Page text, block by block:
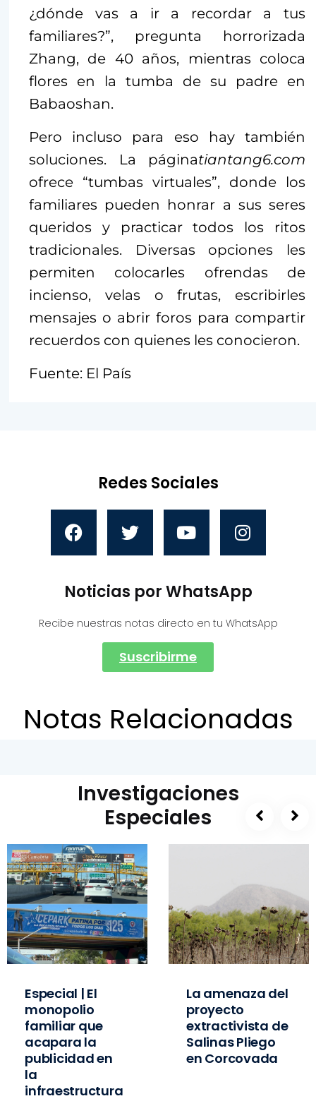
¿dónde vas a ir a recordar a tus
familiares?”, pregunta horrorizada
Zhang, de 40 años, mientras coloca
flores en la tumba de su padre en
Babaoshan.
Pero incluso para eso hay también
soluciones. La páginatiantang6.com
ofrece “tumbas virtuales”, donde los
familiares pueden honrar a sus seres
queridos y practicar todos los ritos
tradicionales. Diversas opciones les
permiten colocarles ofrendas de
incienso, velas o frutas, escribirles
mensajes o abrir foros para compartir
recuerdos con quienes les conocieron.
Fuente: El País
Redes Sociales
Noticias por WhatsApp
Recibe nuestras notas directo en tu WhatsApp
Suscribirme
Notas Relacionadas
Investigaciones
Especiales
Especial | El
monopolio
familiar que
acapara la
publicidad en
la
infraestructura
La amenaza del
proyecto
extractivista de
Salinas Pliego
en Corcovada